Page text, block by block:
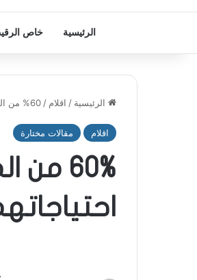
الرئيسية خاص
الرئيسية / اقلام / 60% من المقيمين عاجزون عن تغطية احتياجاتهم: الأولوية لأرباح التجّار… دائماً
اقلام مقالات مختارة
60%